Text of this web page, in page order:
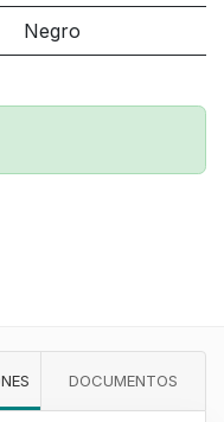
Negro
DOCUMENTOS